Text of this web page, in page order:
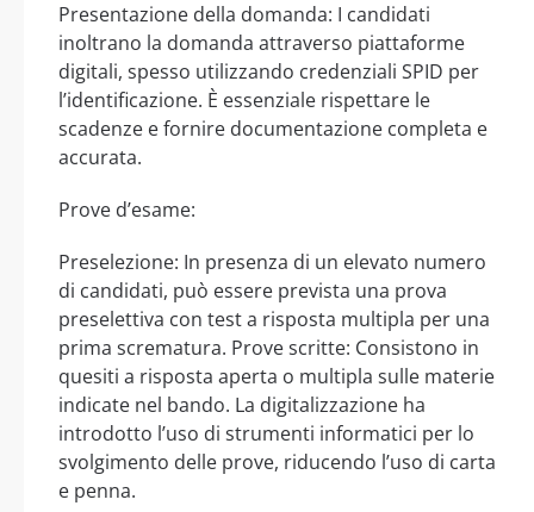
Presentazione della domanda: I candidati
inoltrano la domanda attraverso piattaforme
digitali, spesso utilizzando credenziali SPID per
l’identificazione. È essenziale rispettare le
scadenze e fornire documentazione completa e
accurata.
Prove d’esame:
Preselezione: In presenza di un elevato numero
di candidati, può essere prevista una prova
preselettiva con test a risposta multipla per una
prima scrematura. Prove scritte: Consistono in
quesiti a risposta aperta o multipla sulle materie
indicate nel bando. La digitalizzazione ha
introdotto l’uso di strumenti informatici per lo
svolgimento delle prove, riducendo l’uso di carta
e penna.